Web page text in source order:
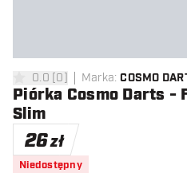
0 gwiazdki oceny
0.0 [0] Marka: COSMO
Piórka Cosmo Darts -
Slim
26zł
Niedostępny